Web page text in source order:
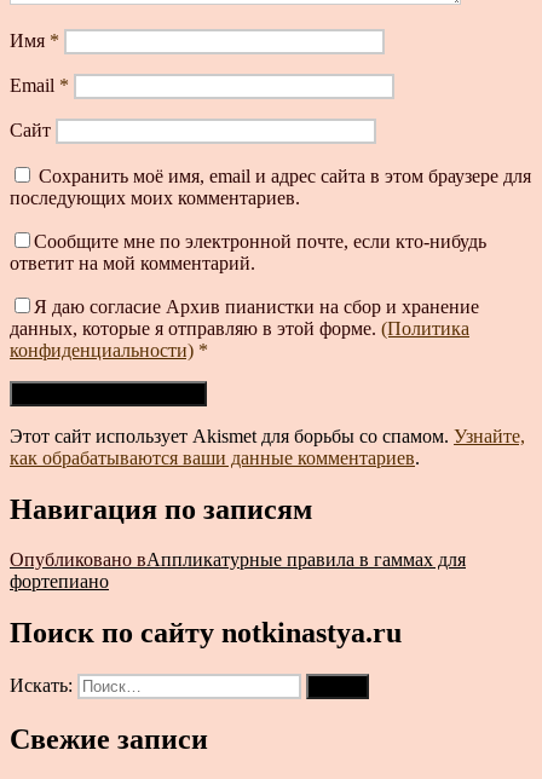
Имя *
Email *
Сайт
Сохранить моё имя, email и адрес сайта в этом браузере для
последующих моих комментариев.
Сообщите мне по электронной почте, если кто-нибудь
ответит на мой комментарий.
Я даю согласие Архив пианистки на сбор и хранение
данных, которые я отправляю в этой форме. (Политика
конфиденциальности) *
Этот сайт использует Akismet для борьбы со спамом. Узнайте,
как обрабатываются ваши данные комментариев.
Навигация по записям
Опубликовано вАппликатурные правила в гаммах для
фортепиано
Поиск по сайту notkinastya.ru
Искать:
Свежие записи